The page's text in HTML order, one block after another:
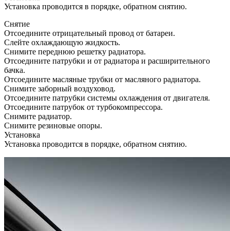
Установка проводится в порядке, обратном снятию.
Снятие
Отсоедините отрицательный провод от батареи.
Слейте охлаждающую жидкость.
Снимите переднюю решетку радиатора.
Отсоедините патрубки и от радиатора и расширительного
бачка.
Отсоедините масляные трубки от масляного радиатора.
Снимите заборный воздуховод.
Отсоедините патрубки системы охлаждения от двигателя.
Отсоедините патрубок от турбокомпрессора.
Снимите радиатор.
Снимите резиновые опоры.
Установка
Установка проводится в порядке, обратном снятию.